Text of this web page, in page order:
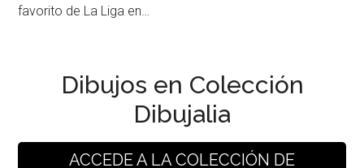
favorito de La Liga en…
Dibujos en Colección
Dibujalia
ACCEDE A LA COLECCIÓN DE